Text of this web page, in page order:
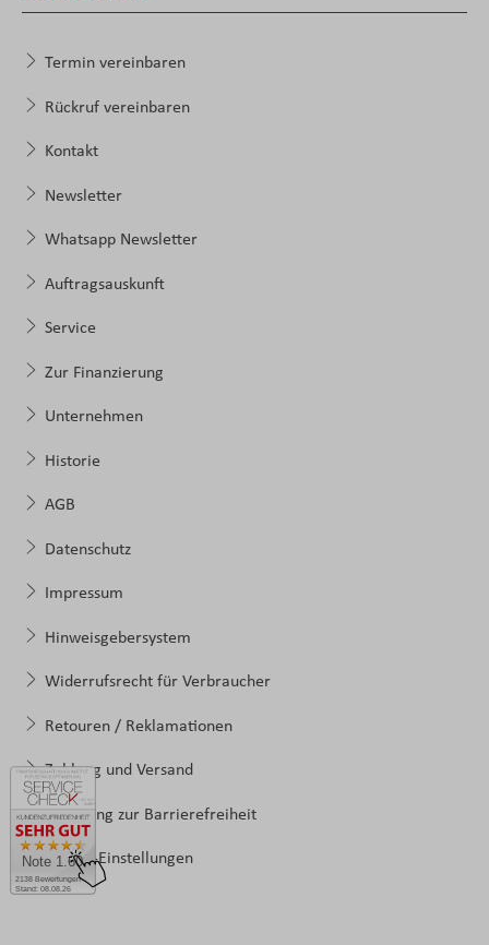
2138 Bewertungen
Stand: 08.08.26
Note 1.60
Termin vereinbaren
Rückruf vereinbaren
Kontakt
Newsletter
Whatsapp Newsletter
Auftragsauskunft
Service
Zur Finanzierung
Unternehmen
Historie
AGB
Datenschutz
Impressum
Hinweisgebersystem
Widerrufsrecht für Verbraucher
Retouren / Reklamationen
Zahlung und Versand
Erklärung zur Barrierefreiheit
Cookie-Einstellungen